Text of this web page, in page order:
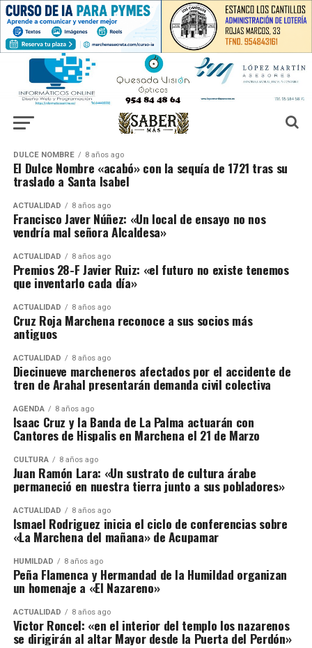
DULCE NOMBRE 8 años ago
El Dulce Nombre «acabó» con la sequía de 1721 tras su
traslado a Santa Isabel
ACTUALIDAD 8 años ago
Francisco Javer Núñez: «Un local de ensayo no nos
vendría mal señora Alcaldesa»
ACTUALIDAD 8 años ago
Premios 28-F Javier Ruiz: «el futuro no existe tenemos
que inventarlo cada día»
ACTUALIDAD 8 años ago
Cruz Roja Marchena reconoce a sus socios más
antiguos
ACTUALIDAD 8 años ago
Diecinueve marcheneros afectados por el accidente de
tren de Arahal presentarán demanda civil colectiva
AGENDA 8 años ago
Isaac Cruz y la Banda de La Palma actuarán con
Cantores de Hispalis en Marchena el 21 de Marzo
CULTURA 8 años ago
Juan Ramón Lara: «Un sustrato de cultura árabe
permaneció en nuestra tierra junto a sus pobladores»
ACTUALIDAD 8 años ago
Ismael Rodriguez inicia el ciclo de conferencias sobre
«La Marchena del mañana» de Acupamar
HUMILDAD 8 años ago
Peña Flamenca y Hermandad de la Humildad organizan
un homenaje a «El Nazareno»
ACTUALIDAD 8 años ago
Victor Roncel: «en el interior del templo los nazarenos
se dirigirán al altar Mayor desde la Puerta del Perdón»